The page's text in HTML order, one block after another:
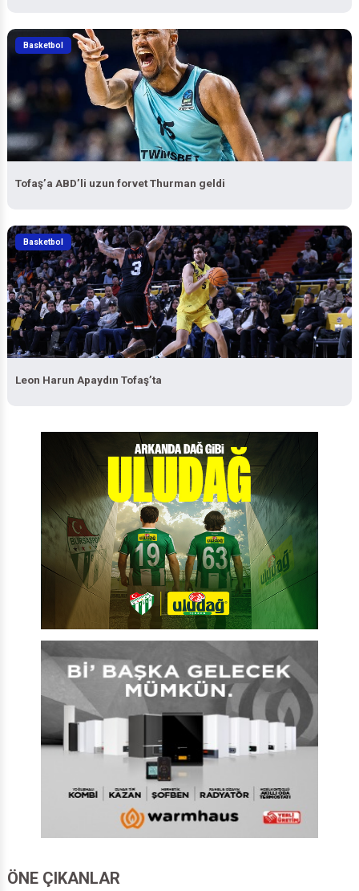
Basketbol
Tofaş’a ABD’li uzun forvet Thurman geldi
Basketbol
Leon Harun Apaydın Tofaş’ta
ÖNE ÇIKANLAR